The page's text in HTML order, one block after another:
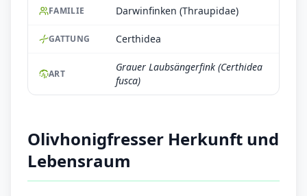
FAMILIE Darwinfinken (Thraupidae)
GATTUNG Certhidea
ART
Grauer Laubsängerfink (Certhidea
fusca)
Olivhonigfresser Herkunft und
Lebensraum